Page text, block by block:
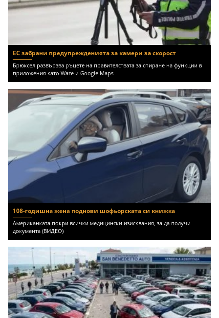
ЕС забрани предупрежденията за камери за скорост
Брюксел развързва ръцете на правителствата за спиране на функции в
приложения като Waze и Google Maps
108-годишна жена поднови шофьорската си книжка
Американката покри всички медицински изисквания, за да получи
документа (ВИДЕО)